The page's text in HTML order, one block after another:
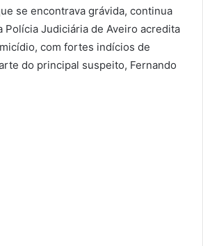
se encontrava grávida, continua
Polícia Judiciária de Aveiro acredita
com fortes indícios de
do principal suspeito, Fernando